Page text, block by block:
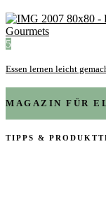
5
Essen lernen leicht
MAGAZIN FÜR
TIPPS &